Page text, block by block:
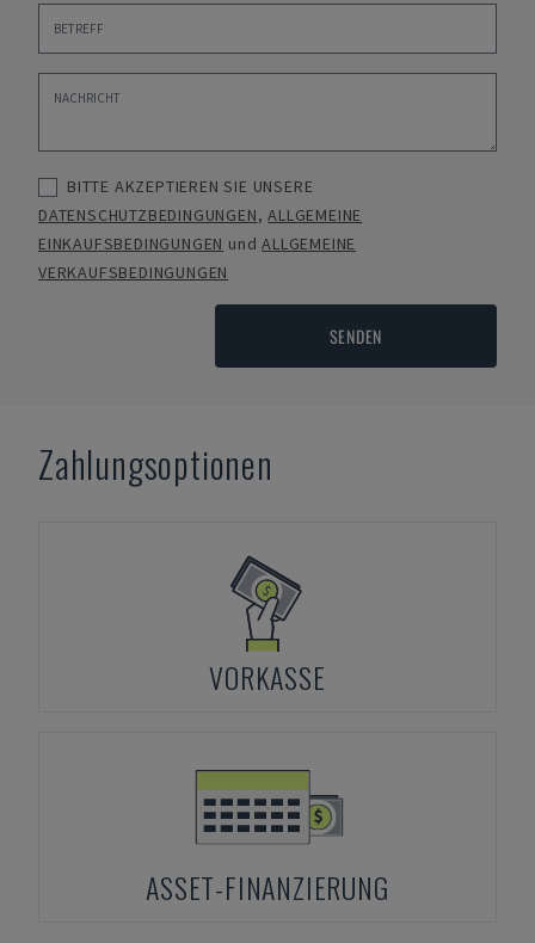
BITTE AKZEPTIEREN SIE UNSERE
DATENSCHUTZBEDINGUNGEN,ALLGEMEINE
EINKAUFSBEDINGUNGEN undALLGEMEINE
VERKAUFSBEDINGUNGEN
SENDEN
Zahlungsoptionen
VORKASSE
ASSET-FINANZIERUNG